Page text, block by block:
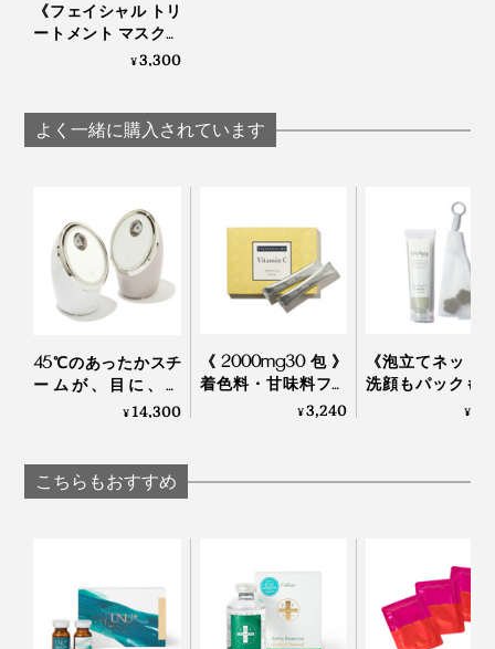
『獺祭』の味わいようにすっきりとしているのに、あと
で触れるとしっとりしている……、そんな理想的な感触
ては感想を聞き、納得がいくまで何度も試作。
でしませんよ」と工場担当者もあきれるほどだったと
あくなき探究心の末に完成した『獺祭ビューティ』は、
単なる“日本酒コスメ”以上の、洗練された使い心地と、
肌で味わう『獺祭』、あなたの肌で“利酒”してみてくだ
《フェイシャル トリ
ートメント マスク／
5枚入り》「獺祭 純
配合 フェイスマスク
｜獺祭ビューティ
¥3,300
よく一緒に購入されています
45℃のあったかスチ
ームが、目に、肌
に、気持ちいい“顔だ
¥14,300
《2000mg30包》
着色料・甘味料フリ
ー、高純度VitaminC
¥3,240
《泡立てネット
洗顔もパックも
る、「富山クレ
¥
こちらもおすすめ